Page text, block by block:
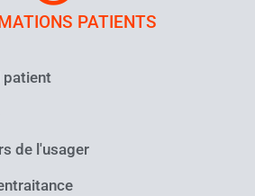
PATIENTS
patient
de l'usager